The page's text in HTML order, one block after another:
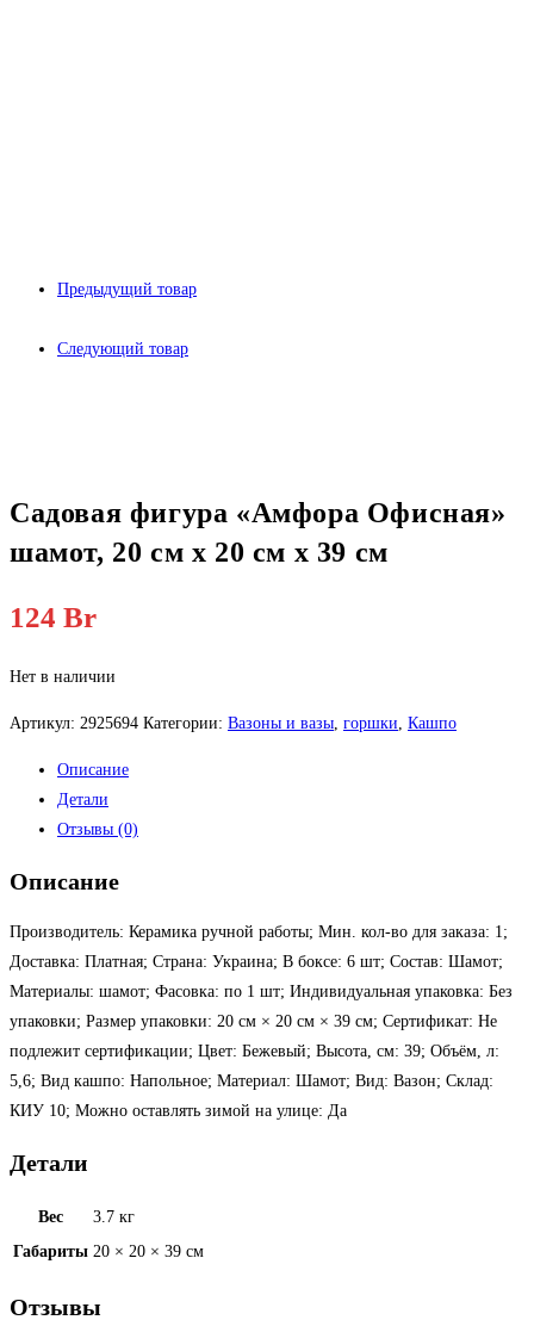
Предыдущий товар
Следующий товар
Садовая фигура «Амфора Офисная»
шамот, 20 см х 20 см х 39 см
124 Br
Нет в наличии
Артикул: 2925694 Категории: Вазоны и вазы, горшки, Кашпо
Описание
Детали
Отзывы (0)
Описание
Производитель: Керамика ручной работы; Мин. кол-во для заказа: 1;
Доставка: Платная; Страна: Украина; В боксе: 6 шт; Состав: Шамот;
Материалы: шамот; Фасовка: по 1 шт; Индивидуальная упаковка: Без
упаковки; Размер упаковки: 20 см × 20 см × 39 см; Сертификат: Не
подлежит сертификации; Цвет: Бежевый; Высота, см: 39; Объём, л:
5,6; Вид кашпо: Напольное; Материал: Шамот; Вид: Вазон; Склад:
КИУ 10; Можно оставлять зимой на улице: Да
Детали
Вес
3.7 кг
Габариты 20 × 20 × 39 см
Отзывы